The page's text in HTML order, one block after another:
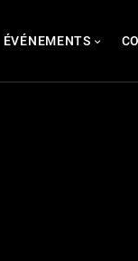
ÉVÉNEMENTS